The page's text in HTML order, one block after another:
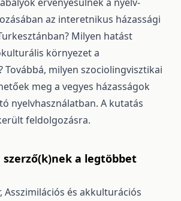
az interetnikus házassági
Milyen hatást
környezet a
Továbbá, milyen szociolingvisztikai
meg a vegyes házasságok
nyelvhasználatban. A kutatás
feldolgozásra.
a legtöbbet
Asszimilációs és akkulturációs